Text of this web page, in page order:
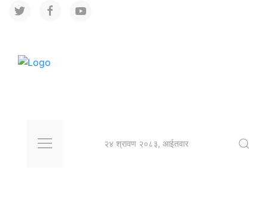
२४ श्रावण २०८३, आईतवार